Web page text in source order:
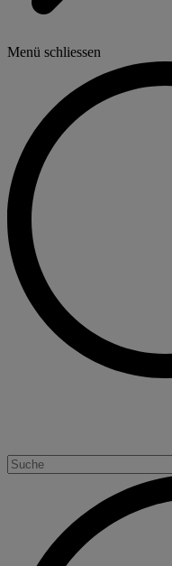
Menü schliessen